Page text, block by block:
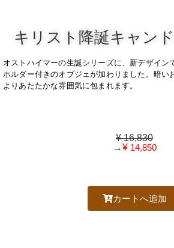
キリスト降誕キャン
オストハイマーの生誕シリーズに、新デザイン
ホルダー付きのオブジェが加わりました。暗い
よりあたたかな雰囲気に包まれます。
¥ 16,830
→¥ 14,850
カートへ追加